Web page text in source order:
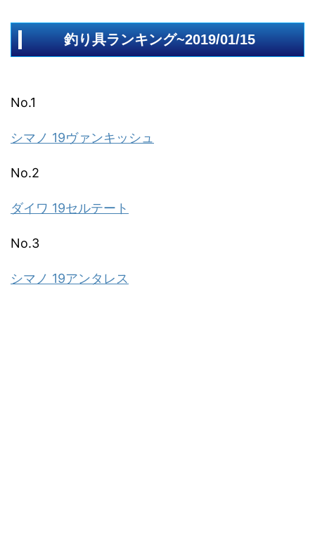
釣り具ランキング~2019/01/15
No.1
シマノ 19ヴァンキッシュ
No.2
ダイワ 19セルテート
No.3
シマノ 19アンタレス